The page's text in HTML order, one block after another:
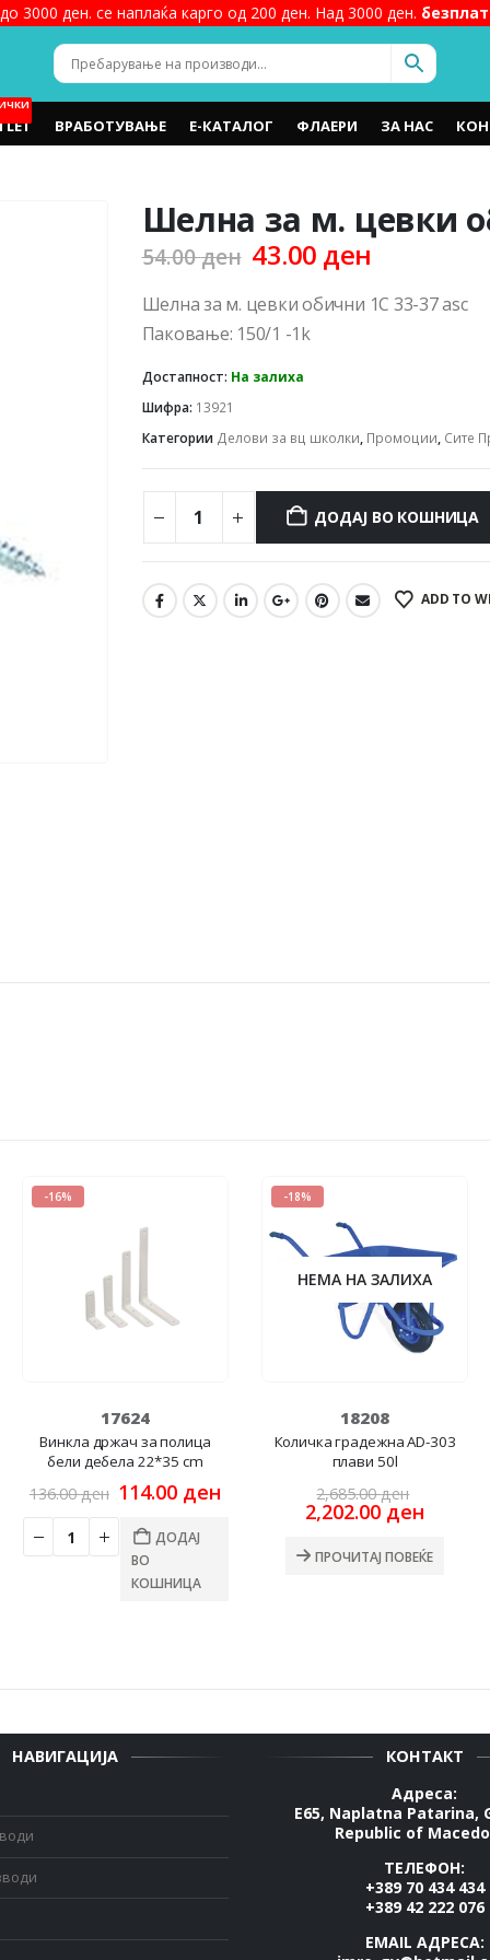
3000 ден. се наплаќа карго од 200 ден. Над 3000 ден.
ВРАБОТУВАЊЕ Е-КАТАЛОГ ФЛАЕРИ ЗА НАС
Шелна за м. цевки
54.00ден Original
was:
54.00 ден.
43.00 ден
is:
Шелна за м. цевки обични 1C 33-37 asc
Паковање: 150/1 -1k
Достапност: На залиха
Шифра: 13921
Категории Делови за вц школки, Промоции, Сите
ДОДАЈ ВО КОШНИЦА
ADD TO
ден.
-16%
17624
Винкла држач за полица
бели дебела 22*35 cm
136.00ден Original
was:
136.00 ден.
114.00 ден
114.00 ден.
ДОДАЈ
ВО
КОШНИЦА
-18%
НЕМА НА ЗАЛИХА
18208
Количка градежна AD-303
плави 50l
2,685.00ден
price
2,202.00ден
is:
ПРОЧИТАЈ ПОВЕЌЕ
НАВИГАЦИЈА
КОНТАКТ
Адреса:
E65, Naplatna Patarina,
Republic of
ТЕЛЕФОН:
+389 70 434 434
+389 42 222 076
EMAIL АДРЕСА: